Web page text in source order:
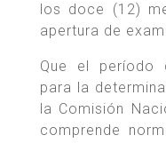
los doce (12)
apertura de
Que el período
para la
la Comisión
comprende